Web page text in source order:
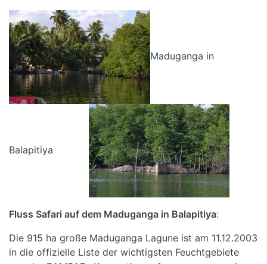
Maduganga in
Balapitiya
Fluss Safari auf dem Maduganga in Balapitiya:
Die 915 ha große Maduganga Lagune ist am 11.12.2003
in die offizielle Liste der wichtigsten Feuchtgebiete